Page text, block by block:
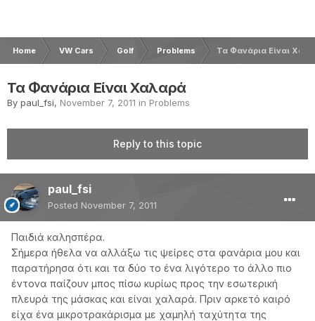
Home VW Cars Golf Problems Τα Φανάρια Είναι
Τα Φανάρια Είναι Χαλαρά
By paul_fsi, November 7, 2011 in Problems
Reply to this topic
paul_fsi
Posted November 7, 2011
Παιδιά καλησπέρα.
Σήμερα ήθελα να αλλάξω τις ψείρες στα φανάρια μου και
παρατήρησα ότι και τα δύο το ένα λιγότερο το άλλο πιο
έντονα παίζουν μπος πίσω κυρίως προς την εσωτερική
πλευρά της μάσκας και είναι χαλαρά. Πριν αρκετό καιρό
είχα ένα μικροτρακάρισμα με χαμηλή ταχύτητα της